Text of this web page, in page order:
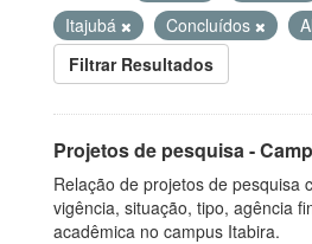
Itajubá
Concluídos
Filtrar Resultados
Projetos de pesquisa -
Relação de projetos de pesquisa
vigência, situação, tipo, agência
acadêmica no campus Itabira.